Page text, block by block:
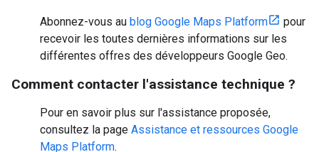
Abonnez-vous au blog Google Maps Platform
pour
recevoir les toutes dernières informations sur les
différentes offres des développeurs Google Geo.
Comment contacter l'assistance technique ?
Pour en savoir plus sur l'assistance proposée,
consultez la page Assistance et ressources Google
Maps Platform.